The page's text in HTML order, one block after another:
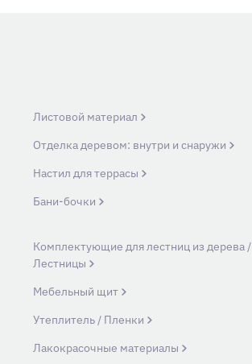
Листовой материал
Отделка деревом: внутри и снаружи
Настил для террасы
Бани-бочки
Комплектующие для лестниц из дерева /
Лестницы
Мебельный щит
Утеплитель / Пленки
Лакокрасочные материалы